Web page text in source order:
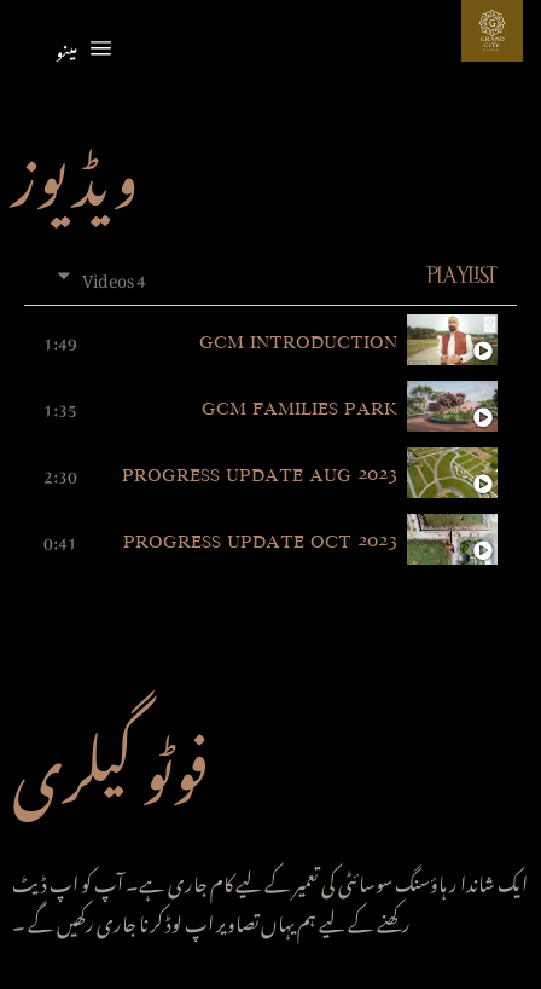
GRAND
CITY
G
مینو
ویڈیوز
PLAYLIST
4 Videos
GCM INTRODUCTION
1:49
GCM FAMILIES PARK
1:35
PROGRESS UPDATE AUG 2023
2:30
PROGRESS UPDATE OCT 2023
0:41
فوٹو گیلری
ایک شاندا ر ہاؤسنگ سوسائٹی کی تعمیر کے لیے کام جاری ہے۔ آپ کو اپ ڈ یٹ
رکھنے کے لیے ہم یہاں تصاویر اپ لوڈ کرنا جاری رکھیں گے ۔